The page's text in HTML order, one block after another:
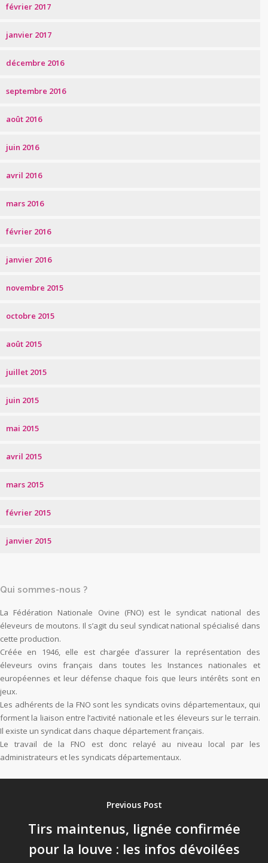
février 2017
janvier 2017
décembre 2016
septembre 2016
août 2016
juin 2016
avril 2016
mars 2016
février 2016
janvier 2016
novembre 2015
octobre 2015
août 2015
juillet 2015
juin 2015
mai 2015
avril 2015
mars 2015
février 2015
janvier 2015
Qui sommes-nous ?
La Fédération Nationale Ovine (FNO) est le syndicat national des
éleveurs de moutons. Il s’agit du seul syndicat national spécialisé dans
cette production.
Créée en 1946, elle est chargée d’assurer la représentation des
éleveurs ovins français dans toutes les Instances nationales et
européennes et leur défense chaque fois que leurs intérêts sont en
jeux.
Les adhérents de la FNO sont les syndicats ovins départementaux, qui
forment la liaison entre l’activité nationale et les éleveurs sur le terrain.
Il existe un syndicat dans chaque département français.
Le travail de la FNO est donc relayé au niveau local par les
administrateurs et les syndicats départementaux.
Previous Post
Tirs maintenus, lignée confirmée
pour la louve : les infos dévoilées